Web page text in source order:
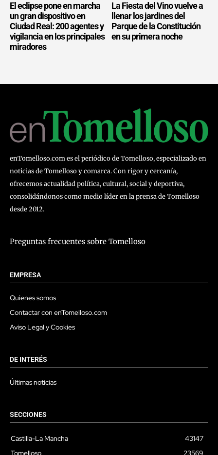
El eclipse pone en marcha
un gran dispositivo en
Ciudad Real: 200 agentes y
vigilancia en los principales
miradores
La Fiesta del Vino vuelve a
llenar los jardines del
Parque de la Constitución
en su primera noche
enTomelloso.com es el periódico de Tomelloso, especializado en
noticias de Tomelloso y comarca. Con rigor y cercanía,
ofrecemos actualidad política, cultural, social y deportiva,
consolidándonos como medio líder en la prensa de Tomelloso
desde 2012.
Preguntas frecuentes sobre Tomelloso
EMPRESA
Quienes somos
Contactar con enTomelloso.com
Aviso Legal y Cookies
DE INTERÉS
Últimas noticias
SECCIONES
Castilla-La Mancha
43147
Tomelloso
23569